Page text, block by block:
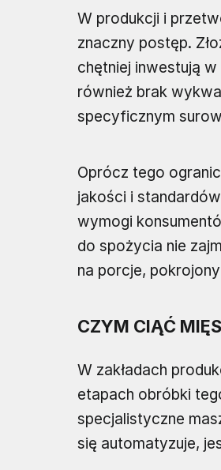
W produkcji i
znaczny postęp.
chętniej inwestują
również brak
specyficznym
Oprócz tego
jakości i
wymogi
do spożycia nie
na porcje,
CZYM CIĄĆ
W zakładach
etapach obróbki
specjalistyczne
się automatyzuje,